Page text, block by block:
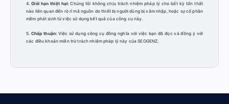
4.Giới hạn thiệt hại: Chúng tôi không chịu trách nhiệm pháp lý cho bất kỳ tổn thất
nào liên quan đến rò rỉ mã nguồn do thiết bị người dùng bị xâm nhập, hoặc sự cố phần
mềm phát sinh từ việc sử dụng kết quả của công cụ này.
5.Chấp thuận: Việc sử dụng công cụ đồng nghĩa với việc bạn đã đọc và đồng ý với
các điều khoản miễn trừ trách nhiệm pháp lý này của SEOGENZ.